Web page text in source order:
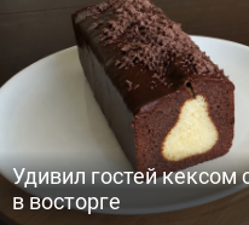
Удивил гостей кексом
в восторге